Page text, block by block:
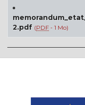
2.pdf (PDF - 1 Mo)